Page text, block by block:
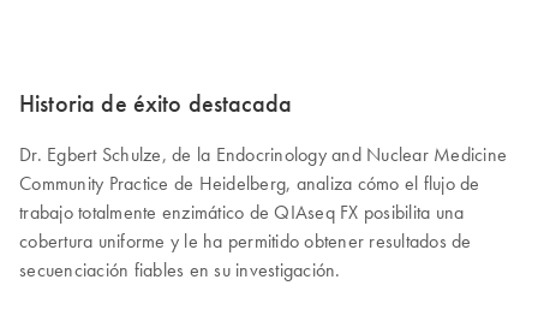
Historia de éxito destacada
Dr. Egbert Schulze, de la Endocrinology and Nuclear Medicine
Community Practice de Heidelberg, analiza cómo el flujo de
trabajo totalmente enzimático de QIAseq FX posibilita una
cobertura uniforme y le ha permitido obtener resultados de
secuenciación fiables en su investigación.